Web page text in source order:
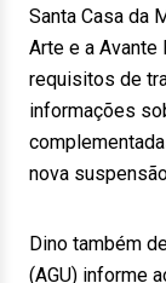
Santa Casa da
Arte e a Avante
requisitos de
informações
nova
Dino também
(AGU) informe